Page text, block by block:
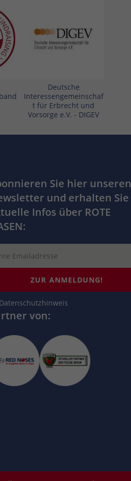
Deutsche
Interessengemeinschaf
t für Erbrecht und
Vorsorge e.V. - DIGEV
Sie hier unseren
und erhalten Sie
Infos über ROTE
ZUR ANMELDUNG!
Datenschutzhinweis
von: